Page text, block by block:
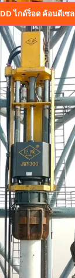
DD ไกด์ร็อด ค้อนดีเซล